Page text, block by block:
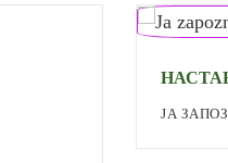
НАСТАНИ,
ЈА